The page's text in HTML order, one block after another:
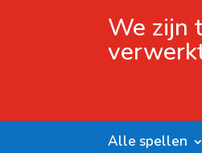
We zijn
Alle spellen